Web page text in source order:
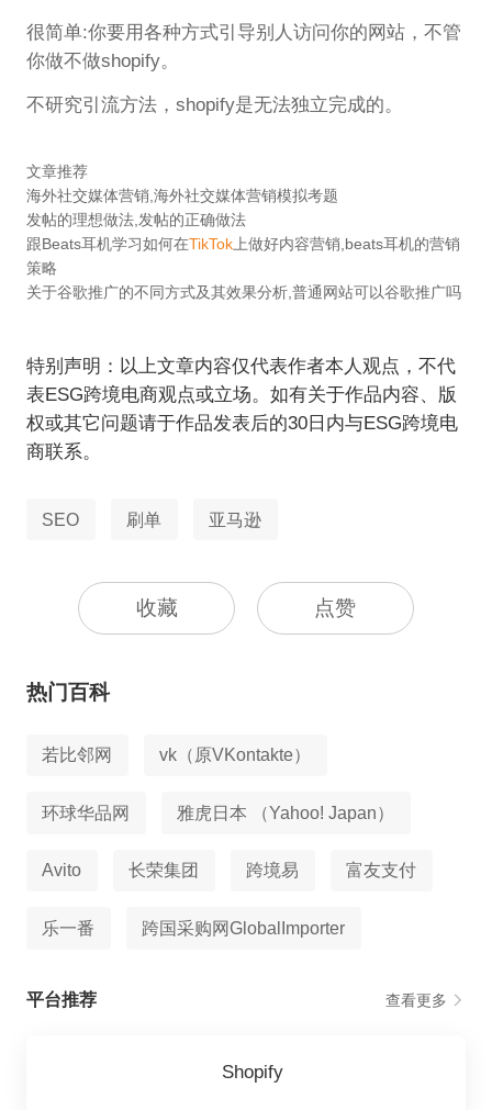
很简单:你要用各种方式引导别人访问你的网站，不管
你做不做shopify。
不研究引流方法，shopify是无法独立完成的。
文章推荐
海外社交媒体营销,海外社交媒体营销模拟考题
发帖的理想做法,发帖的正确做法
跟Beats耳机学习如何在TikTok上做好内容营销,beats耳机的营销
策略
关于谷歌推广的不同方式及其效果分析,普通网站可以谷歌推广吗
特别声明：以上文章内容仅代表作者本人观点，不代
表ESG跨境电商观点或立场。如有关于作品内容、版
权或其它问题请于作品发表后的30日内与ESG跨境电
商联系。
SEO 刷单 亚马逊
收藏 点赞
热门百科
若比邻网 vk（原VKontakte）
环球华品网 雅虎日本 （Yahoo! Japan）
Avito 长荣集团 跨境易 富友支付
乐一番 跨国采购网GlobalImporter
平台推荐 查看更多
Shopify